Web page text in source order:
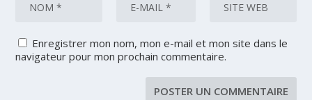
Enregistrer mon nom, mon e-mail et mon site dans le
navigateur pour mon prochain commentaire.